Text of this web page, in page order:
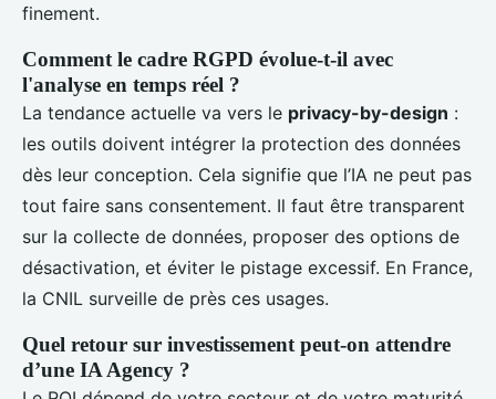
finement.
Comment le cadre RGPD évolue-t-il avec
l'analyse en temps réel ?
La tendance actuelle va vers le privacy-by-design :
les outils doivent intégrer la protection des données
dès leur conception. Cela signifie que l’IA ne peut pas
tout faire sans consentement. Il faut être transparent
sur la collecte de données, proposer des options de
désactivation, et éviter le pistage excessif. En France,
la CNIL surveille de près ces usages.
Quel retour sur investissement peut-on attendre
d’une IA Agency ?